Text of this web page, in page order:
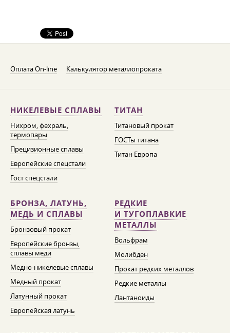
Оплата On-line Калькулятор металлопроката
НИКЕЛЕВЫЕ СПЛАВЫ
Нихром, фехраль,
термопары
Прецизионные сплавы
Европейские спецстали
Гост спецстали
ТИТАН
Титановый прокат
ГОСТы титана
Титан Европа
БРОНЗА, ЛАТУНЬ,
МЕДЬ И СПЛАВЫ
Бронзовый прокат
Европейские бронзы,
сплавы меди
Медно-никелевые сплавы
Медный прокат
Латунный прокат
Европейская латунь
РЕДКИЕ
И ТУГОПЛАВКИЕ
МЕТАЛЛЫ
Вольфрам
Молибден
Прокат редких металлов
Редкие металлы
Лантаноиды